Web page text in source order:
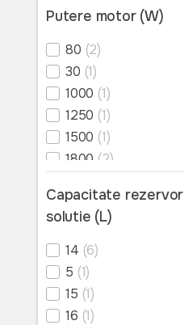
Putere motor (W)
80 (2)
30 (1)
1000 (1)
1250 (1)
1500 (1)
1800 (2)
2200 (2)
3700 (1)
Capacitate rezervor
solutie (L)
14 (6)
5 (1)
15 (1)
16 (1)